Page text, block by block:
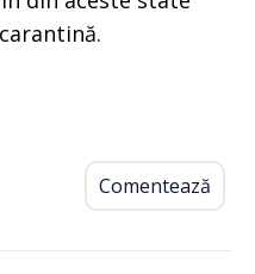
Comentează